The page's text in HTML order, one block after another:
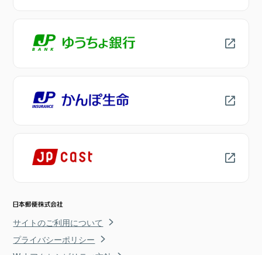
サイトのご利用について
プライバシーポリシー